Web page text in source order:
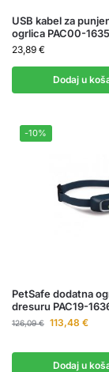
USB kabel za
ogrlica PAC00-
23,89 €
Dodaj u
-10%
PetSafe dodatna
dresuru PAC19-
126,09€ 113,48 €
Dodaj u